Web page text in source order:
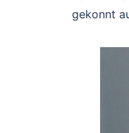
gekonnt